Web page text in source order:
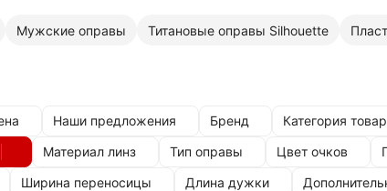
Мужские оправы Титановые оправы Silhouette
Наши предложения Бренд Категория
Материал линз Тип оправы Цвет очков
Ширина переносицы Длина дужки